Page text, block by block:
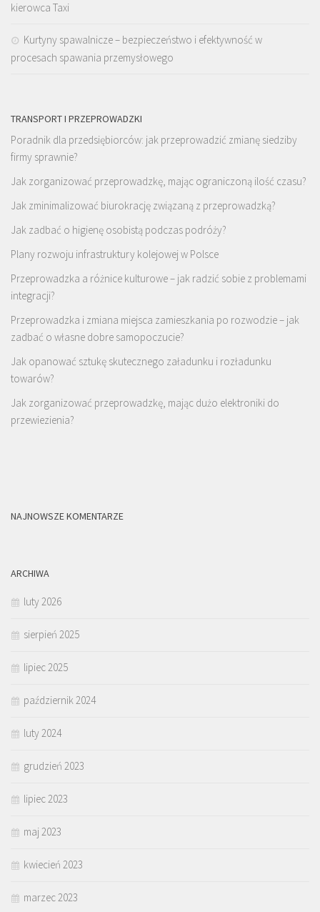
kierowca Taxi
Kurtyny spawalnicze – bezpieczeństwo i efektywność w
procesach spawania przemysłowego
TRANSPORT I PRZEPROWADZKI
Poradnik dla przedsiębiorców: jak przeprowadzić zmianę siedziby
firmy sprawnie?
Jak zorganizować przeprowadzkę, mając ograniczoną ilość czasu?
Jak zminimalizować biurokrację związaną z przeprowadzką?
Jak zadbać o higienę osobistą podczas podróży?
Plany rozwoju infrastruktury kolejowej w Polsce
Przeprowadzka a różnice kulturowe – jak radzić sobie z problemami
integracji?
Przeprowadzka i zmiana miejsca zamieszkania po rozwodzie – jak
zadbać o własne dobre samopoczucie?
Jak opanować sztukę skutecznego załadunku i rozładunku
towarów?
Jak zorganizować przeprowadzkę, mając dużo elektroniki do
przewiezienia?
NAJNOWSZE KOMENTARZE
ARCHIWA
luty 2026
sierpień 2025
lipiec 2025
październik 2024
luty 2024
grudzień 2023
lipiec 2023
maj 2023
kwiecień 2023
marzec 2023